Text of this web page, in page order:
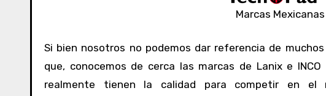
Marcas
Si bien nosotros no podemos dar referencia de
que, conocemos de cerca las marcas de Lanix e
realmente tienen la calidad para competir en el